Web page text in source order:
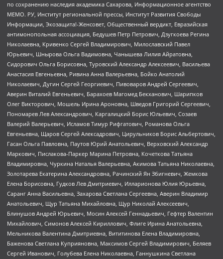
по сохранению наследия академика Сахарова, Информационное агентство
МЕМО. РУ, Институт региональной прессы, Институт Развития Свободы
Информации, Экозащита!-Женсовет, Общественный вердикт, Евразийская
антимонопольная ассоциация, Бедушев Петр Петрович, Дзугкоева Регина
Николаевна, Кривенко Сергей Владимирович, Милославский Павел
Юрьевич, Шнырова Ольга Вадимовна, Чанышева Лилия Айратовна,
Сидорович Ольга Борисовна, Туровский Александр Алексеевич, Васильева
Анастасия Евгеньевна, Ривина Анна Валерьевна, Бойко Анатолий
Николаевич, Дугин Сергей Георгиевич, Пивоваров Андрей Сергеевич,
Аверин Виталий Евгеньевич, Барахоев Магомед Бекханович, Шарипков
Олег Викторович, Мошель Ирина Ароновна, Шведов Григорий Сергеевич,
Пономарев Лев Александрович, Каргалицкий Борис Юльевич, Созаев
Валерий Валерьевич, Исламов Тимур Рифгатович, Романова Ольга
Евгеньевна, Щаров Сергей Алексадрович, Цирульников Борис Альбертович,
Гасан Ольга Павловна, Паутов Юрий Анатольевич, Верховский Александр
Маркович, Пислакова-Паркер Марина Петровна, Кочеткова Татьяна
Владимировна, Чуркина Наталья Валерьевна, Акимова Татьяна Николаевна,
Золотарева Екатерина Александровна, Рачинский Ян Збигневич, Жемкова
Елена Борисовна, Гудков Лев Дмитриевич, Илларионова Юлия Юрьевна,
Саранг Анна Васильевна, Захарова Светлана Сергеевна, Аверин Владимир
Анатольевич, Щур Татьяна Михайловна, Щур Николай Алексеевич,
Блинушов Андрей Юрьевич, Мосин Алексей Геннадьевич, Гефтер Валентин
Михайлович, Симонов Алексей Кириллович, Флиге Ирина Анатольевна,
Мельникова Валентина Дмитриевна, Вититинова Елена Владимировна,
Баженова Светлана Куприяновна, Максимов Сергей Владимирович, Беляев
Сергей Иванович, Голубева Елена Николаевна, Ганнушкина Светлана